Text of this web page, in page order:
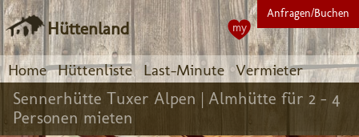
Hüttenland
Home Hüttenliste Last-Minute Vermieter
Anfragen/Buchen
my
Sennerhütte Tuxer Alpen | Almhütte für 2 - 4
Personen mieten